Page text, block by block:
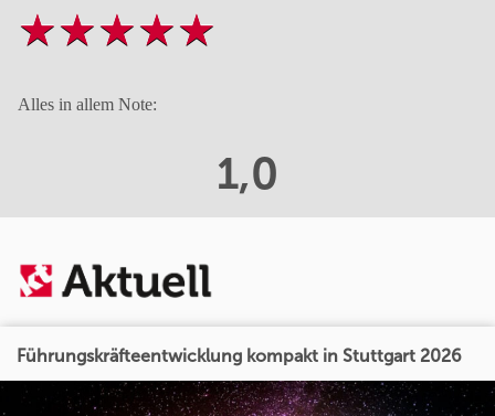
Alles in allem Note:
1,0
Führungskräfteentwicklung kompakt in Stuttgart 2026